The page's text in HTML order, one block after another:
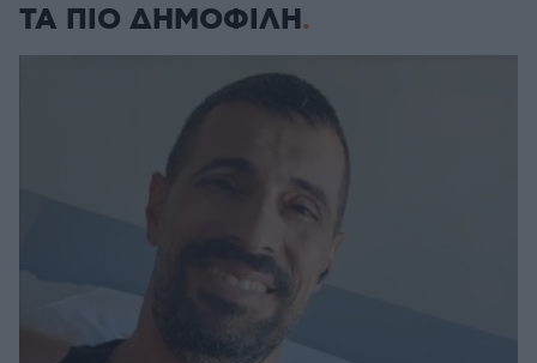
ΤΑ ΠΙΟ ΔΗΜΟΦΙΛΗ